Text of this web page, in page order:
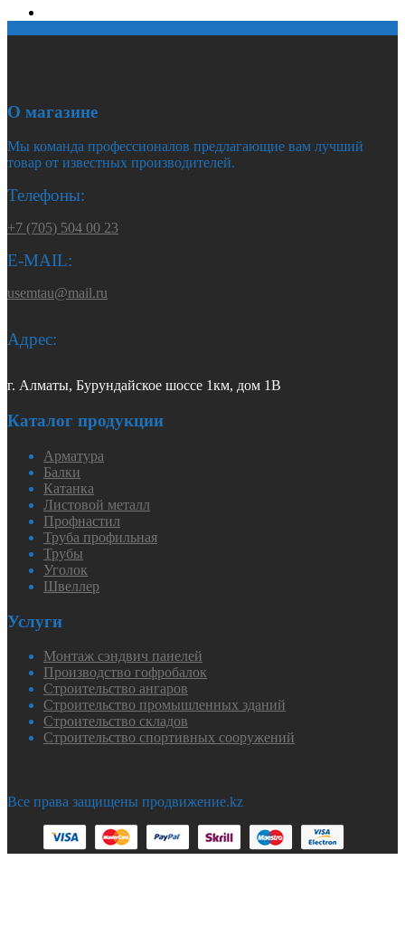
О магазине
Мы команда профессионалов предлагающие вам лучший
товар от известных производителей.
Телефоны:
+7 (705) 504 00 23
E-MAIL:
usemtau@mail.ru
Адрес:
г. Алматы, Бурундайское шоссе 1км, дом 1В
Каталог продукции
Арматура
Балки
Катанка
Листовой металл
Профнастил
Труба профильная
Трубы
Уголок
Швеллер
Услуги
Монтаж сэндвич панелей
Производство гофробалок
Строительство ангаров
Строительство промышленных зданий
Строительство складов
Строительство спортивных сооружений
Все права защищены продвижение.kz